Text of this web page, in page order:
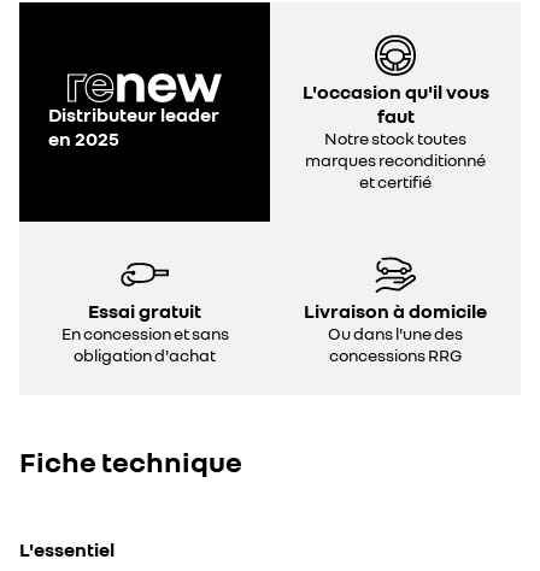
Distributeur leader
en 2025
L'occasion qu'il vous
faut
Notre stock toutes
marques reconditionné
et certifié
Essai gratuit
En concession et sans
obligation d'achat
Livraison à domicile
Ou dans l'une des
concessions RRG
Fiche technique
L'essentiel